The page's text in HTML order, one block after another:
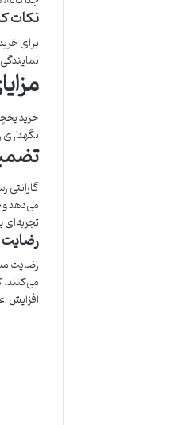
نکات
برای
خرید
می‌دهد و
تجربه‌ای
رضایت
رضایت
می‌کنند.
افزایش